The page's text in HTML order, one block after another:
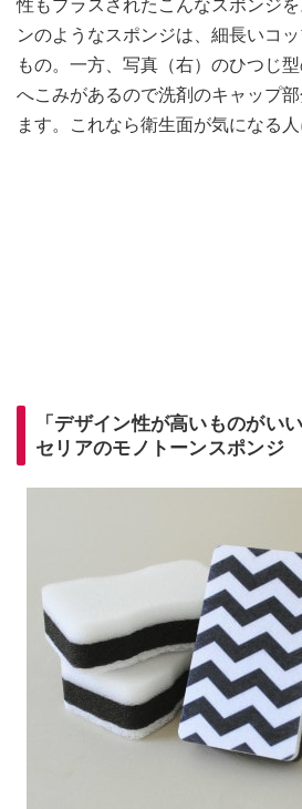
性もプラスされたこんなスポンジ
ンのようなスポンジは、細長いコ
もの。一方、写真（右）のひつじ
へこみがあるので洗剤のキャップ
ます。これなら衛生面が気になる人
「デザイン性が高いものがい
セリアのモノトーンスポンジ